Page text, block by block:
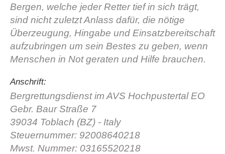
Bergen, welche jeder Retter tief in sich trägt,
sind nicht zuletzt Anlass dafür, die nötige
Überzeugung, Hingabe und Einsatzbereitschaft
aufzubringen um sein Bestes zu geben, wenn
Menschen in Not geraten und Hilfe brauchen.
Anschrift:
Bergrettungsdienst im AVS Hochpustertal EO
Gebr. Baur Straße 7
39034 Toblach (BZ) - Italy
Steuernummer: 92008640218
Mwst. Nummer: 03165520218